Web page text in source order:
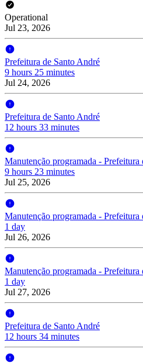
Operational
Jul 23, 2026
Prefeitura de Santo André
9 hours 25 minutes
Jul 24, 2026
Prefeitura de Santo André
12 hours 33 minutes
Manutenção programada - Prefeitura
9 hours 23 minutes
Jul 25, 2026
Manutenção programada - Prefeitura
1 day
Jul 26, 2026
Manutenção programada - Prefeitura
1 day
Jul 27, 2026
Prefeitura de Santo André
12 hours 34 minutes